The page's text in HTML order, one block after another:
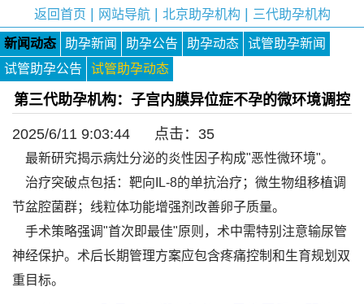
返回首页 网站导航| 北京助孕机构 三代助孕机构
新闻动态 助孕新闻 助孕公告 助孕动态
试管助孕新闻
试管助孕公告
试管助孕动态
第三代助孕机构：子宫内膜异位症不孕的微环境调控
2025/6/11 9:03:44 点击： 35
最新研究揭示病灶分泌的炎性因子构成"恶性微环境"。
治疗突破点包括：靶向IL-8的单抗治疗；微生物组移植调
节盆腔菌群；线粒体功能增强剂改善卵子质量。
手术策略强调"首次即最佳"原则，术中需特别注意输尿管
神经保护。术后长期管理方案应包含疼痛控制和生育规划双
重目标。